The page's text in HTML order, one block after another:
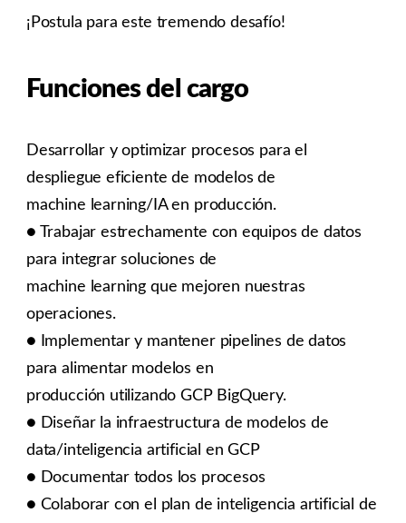
¡Postula para este tremendo desafío!
Funciones del cargo
Desarrollar y optimizar procesos para el
despliegue eficiente de modelos de
machine learning/IA en producción.
● Trabajar estrechamente con equipos de datos
para integrar soluciones de
machine learning que mejoren nuestras
operaciones.
● Implementar y mantener pipelines de datos
para alimentar modelos en
producción utilizando GCP BigQuery.
● Diseñar la infraestructura de modelos de
data/inteligencia artificial en GCP
● Documentar todos los procesos
● Colaborar con el plan de inteligencia artificial de